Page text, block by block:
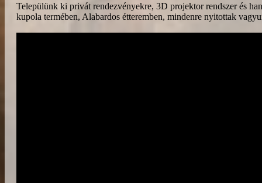
Települünk ki privát rendezvényekre, 3D projektor rendszer és
kupola termében, Alabardos étteremben, mindenre nyitottak